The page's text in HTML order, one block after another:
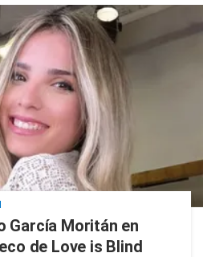
García Moritán en
de Love is Blind